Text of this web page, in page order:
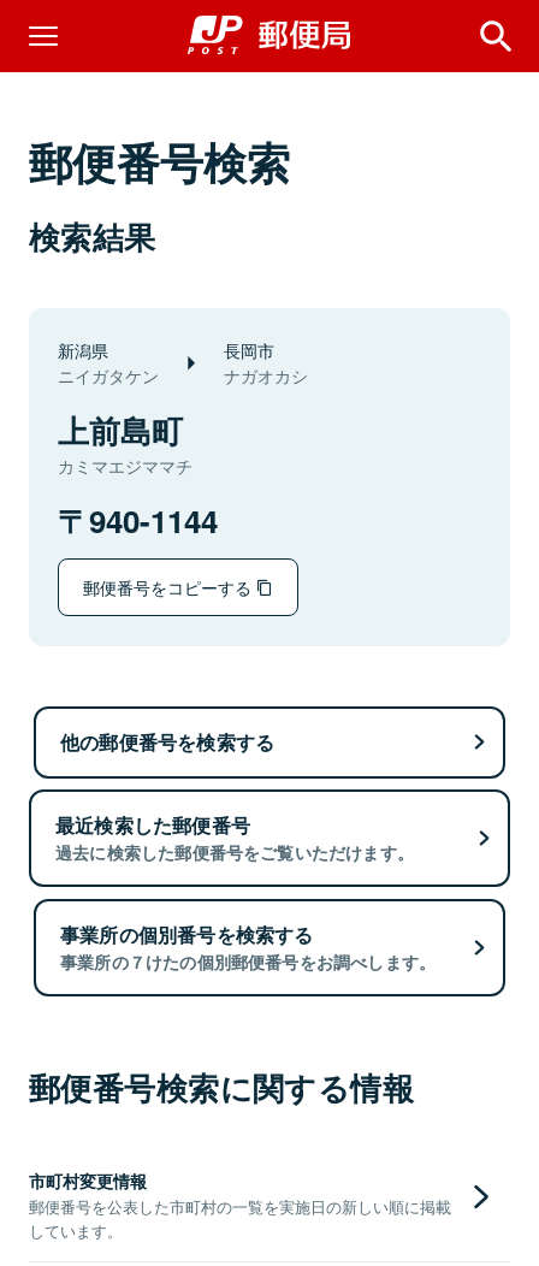
郵便番号検索
検索結果
新潟県
ニイガタケン
長岡市
ナガオカシ
上前島町
カミマエジママチ
940-1144
郵便番号をコピーする
他の郵便番号を検索する
最近検索した郵便番号
過去に検索した郵便番号をご覧いただけます。
事業所の個別番号を検索する
事業所の７けたの個別郵便番号をお調べします。
郵便番号検索に関する情報
市町村変更情報
郵便番号を公表した市町村の一覧を実施日の新しい順に掲載
しています。